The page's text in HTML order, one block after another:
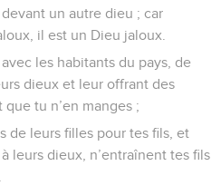
un autre dieu ; car
il est un Dieu jaloux.
les habitants du pays, de
dieux et leur offrant des
tu n’en manges ;
de leurs filles pour tes fils, et
leurs dieux, n’entraînent tes fils